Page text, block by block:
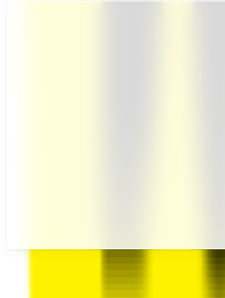
הדילים והקופונים השווים והעדכניים